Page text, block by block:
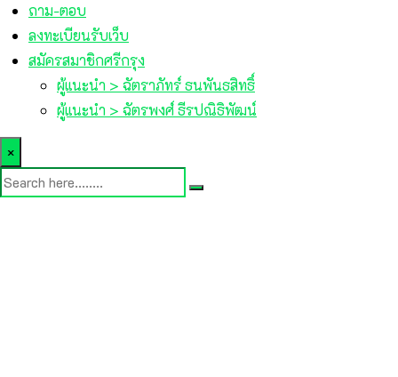
ถาม-ตอบ
ลงทะเบียนรับเว็บ
สมัครสมาชิกศรีกรุง
ผู้แนะนำ > ฉัตราภัทร์ ธนพันธสิทธิ์
ผู้แนะนำ > ฉัตรพงศ์ ธีรปณิธิพัฒน์
×